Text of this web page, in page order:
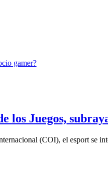
los Juegos,
(COI), el esport se